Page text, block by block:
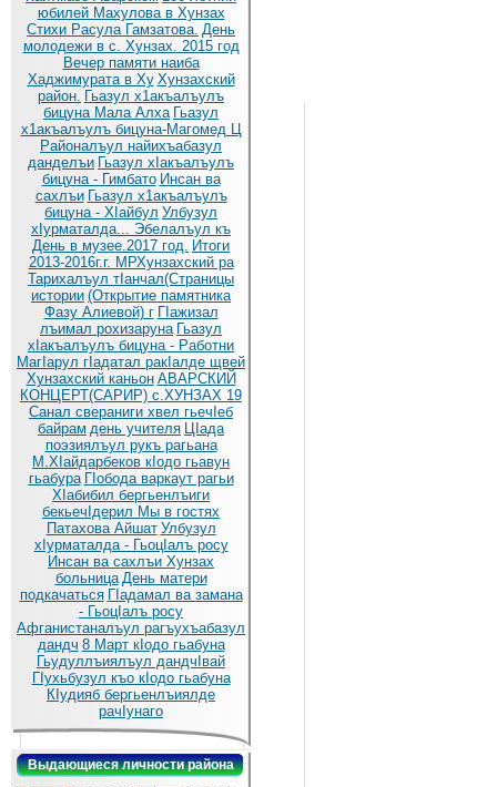
юбилей Махулова в Хунзах
Стихи Расула Гамзатова. День
молодежи в с. Хунзах. 2015 год
Вечер памяти наиба
Хаджимурата в Ху Хунзахский
район. Гьазул х1акъалъулъ
бицуна Мала Алха Гьазул
х1акъалъулъ бицуна-Магомед Ц
Районалъул найихъабазул
данделъи Гьазул хIакъалъулъ
бицуна - Гимбато Инсан ва
сахлъи Гьазул х1акъалъулъ
бицуна - ХIайбул Улбузул
хIурматалда... Эбелалъул къ
День в музее.2017 год. Итоги
2013-2016г.г. МРХунзахский ра
Тарихалъул тIанчал(Страницы
истории (Открытие памятника
Фазу Алиевой) г ГIажизал
лъимал рохизаруна Гьазул
хIакъалъулъ бицуна - Работни
МагIарул гIадатал ракIалде щвей
Хунзахский каньон АВАРСКИЙ
КОНЦЕРТ(САРИР) с.ХУНЗАХ 19
Санал свераниги хвел гьечIеб
байрам день учителя ЦIада
поэзиялъул рукъ рагьана
М.ХIайдарбеков кIодо гьавун
гьабура ГIобода варкаут рагьи
ХIабибил бергьенлъиги
бекьечIдерил Мы в гостях
Патахова Айшат Улбузул
хIурматалда - ГьоцIалъ росу
Инсан ва сахлъи Хунзах
больница День матери
подкачаться ГIадамал ва замана
- ГьоцIалъ росу
Афганистаналъул рагъухъабазул
дандч 8 Март кIодо гьабуна
Гьудуллъиялъул дандчIвай
ГIухьбузул къо кIодо гьабуна
КIудияб бергьенлъиялде
рачIунаго
Выдающиеся личности района